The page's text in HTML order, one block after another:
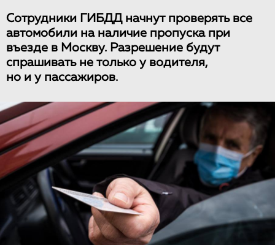
Сотрудники ГИБДД начнут проверять все
автомобили на наличие пропуска при
въезде в Москву. Разрешение будут
спрашивать не только у водителя,
но и у пассажиров.